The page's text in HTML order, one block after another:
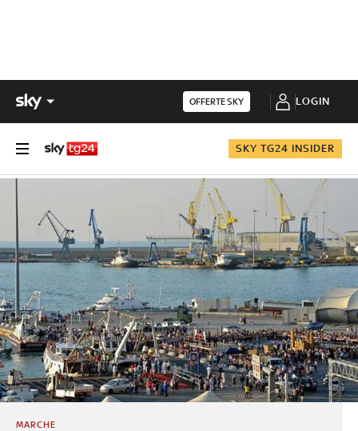
OFFERTE SKY LOGIN
SKY TG24 INSIDER
MARCHE